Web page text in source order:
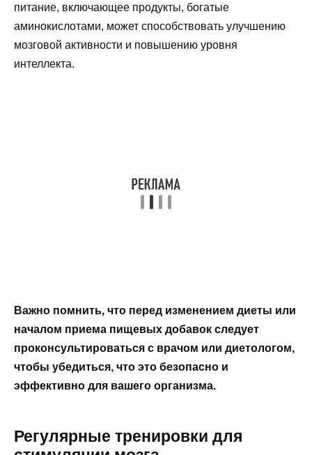
питание, включающее продукты, богатые
аминокислотами, может способствовать улучшению
мозговой активности и повышению уровня
интеллекта.
Важно помнить, что перед изменением диеты или
началом приема пищевых добавок следует
проконсультироваться с врачом или диетологом,
чтобы убедиться, что это безопасно и
эффективно для вашего организма.
Регулярные тренировки для